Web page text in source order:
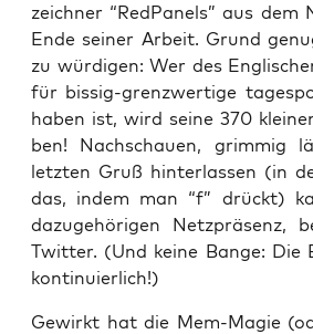
zeich­ner “Red­Pa­nels” aus dem
Ende sei­ner Arbeit. Grund
zu wür­di­gen: Wer des
für bis­sig-grenz­wer­ti­ge
haben ist, wird sei­ne 370
ben! Nach­schau­en, grim­mig
letz­ten Gruß hin­ter­las­sen (in
das, indem man “f” drückt)
dazu­ge­hö­ri­gen Netz­prä­senz,
Twit­ter. (Und kei­ne Ban­ge:
kontinuierlich!)
Gewirkt hat die Mem-Magie